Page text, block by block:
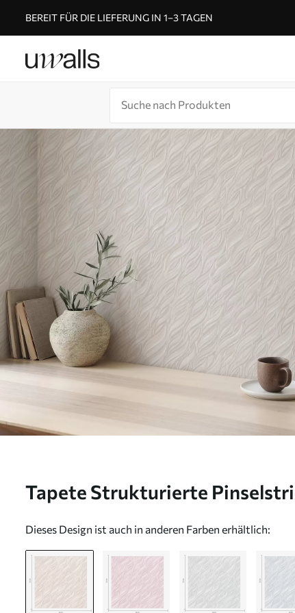
BEREIT FÜR DIE LIEFERUNG IN 1–3 TAGEN
Tapete Strukturierte
Dieses Design ist auch in anderen Farben erhältlich: